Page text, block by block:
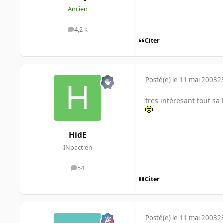
Ancien
4,2 k
messages
Citer
HidE
INpactien
54
messages
Posté(e) le 11 mai 2003
tres intéresant tout sa
Citer
Posté(e) le 11 mai 2003